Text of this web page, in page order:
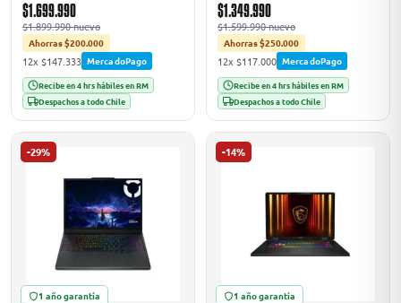
$1.699.990
$1.899.990 nuevo
Ahorras $200.000
12x $147.333 MercadoPago
Recibe en 4 hrs hábiles en RM
Despachos a todo Chile
$1.349.990
$1.599.990 nuevo
Ahorras $250.000
12x $117.000 MercadoPago
Recibe en 4 hrs hábiles en RM
Despachos a todo Chile
-29%
1 año garantía
-14%
1 año garantía